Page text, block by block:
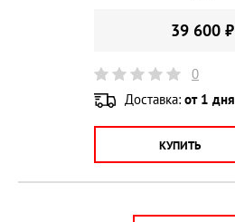
39 600 ₽
0
Доставка: от 1 дня
КУПИТЬ